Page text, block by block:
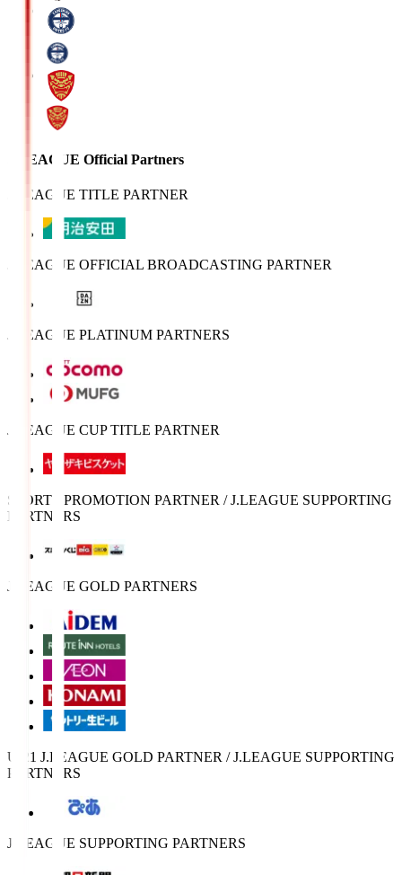
J.LEAGUE Official Partners
J.LEAGUE TITLE PARTNER
J.LEAGUE OFFICIAL BROADCASTING PARTNER
J.LEAGUE PLATINUM PARTNERS
J.LEAGUE CUP TITLE PARTNER
SPORTS PROMOTION PARTNER / J.LEAGUE SUPPORTING
PARTNERS
J.LEAGUE GOLD PARTNERS
U-21 J.LEAGUE GOLD PARTNER / J.LEAGUE SUPPORTING
PARTNERS
J.LEAGUE SUPPORTING PARTNERS